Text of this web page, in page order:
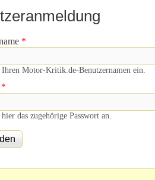
*
Ihren Motor-Kritik.de-Benutzernamen ein.
*
das zugehörige Passwort an.